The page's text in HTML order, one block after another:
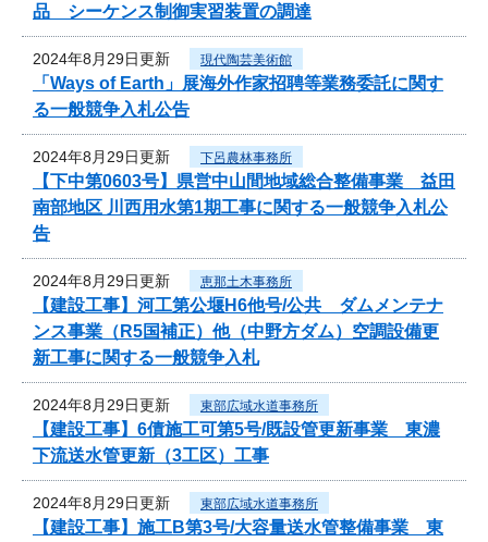
品 シーケンス制御実習装置の調達
2024年8月29日更新 現代陶芸美術館
「Ways of Earth」展海外作家招聘等業務委託に関す
る一般競争入札公告
2024年8月29日更新 下呂農林事務所
【下中第0603号】県営中山間地域総合整備事業 益田
南部地区 川西用水第1期工事に関する一般競争入札公
告
2024年8月29日更新 恵那土木事務所
【建設工事】河工第公堰H6他号/公共 ダムメンテナ
ンス事業（R5国補正）他（中野方ダム）空調設備更
新工事に関する一般競争入札
2024年8月29日更新 東部広域水道事務所
【建設工事】6債施工可第5号/既設管更新事業 東濃
下流送水管更新（3工区）工事
2024年8月29日更新 東部広域水道事務所
【建設工事】施工B第3号/大容量送水管整備事業 東